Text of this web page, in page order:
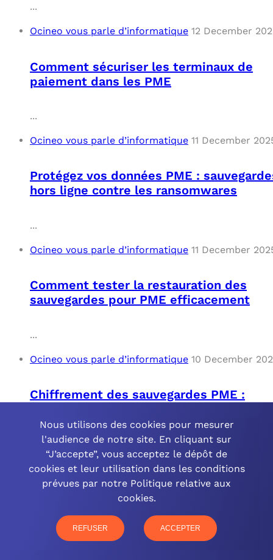
...
Ocineo vous parle d’informatique 12 December
Comment sécuriser les terminaux de
paiement dans les PME
...
Ocineo vous parle d’informatique 11 December
Protégez vos données PME :
hors ligne contre les ransomwares
...
Ocineo vous parle d’informatique 11 December
Comment tester la restauration des
sauvegardes pour PME efficacement
...
Ocineo vous parle d’informatique 10 December
Chiffrement des sauvegardes PME :
Ocineo vous parle d’informatique 10 December
Automatisation des sauvegardes pour
les PME : Solutions et Avantages
Nous utilisons des cookies pour mesurer
l'audience de notre site. En cliquant sur
“J’accepte”, vous acceptez le dépôt de
cookies et leur utilisation dans les conditions
prévues par notre Politique relative aux
cookies.
REFUSER ACCEPTER